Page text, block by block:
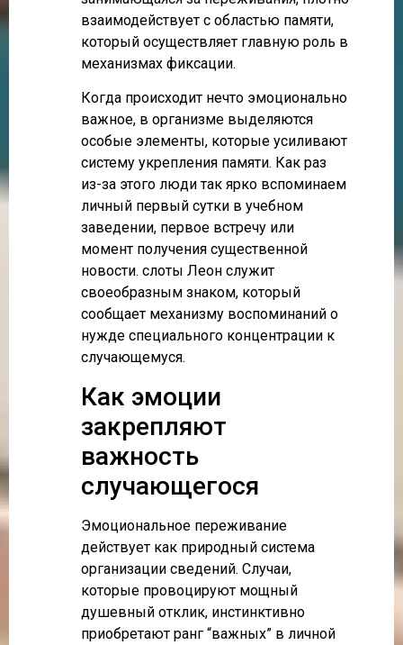
взаимодействует с областью памяти,
который осуществляет главную роль в
механизмах фиксации.
Когда происходит нечто эмоционально
важное, в организме выделяются
особые элементы, которые усиливают
систему укрепления памяти. Как раз
из-за этого люди так ярко вспоминаем
личный первый сутки в учебном
заведении, первое встречу или
момент получения существенной
новости. слоты Леон служит
своеобразным знаком, который
сообщает механизму воспоминаний о
нужде специального концентрации к
случающемуся.
Как эмоции
закрепляют
важность
случающегося
Эмоциональное переживание
действует как природный система
организации сведений. Случаи,
которые провоцируют мощный
душевный отклик, инстинктивно
приобретают ранг “важных” в личной